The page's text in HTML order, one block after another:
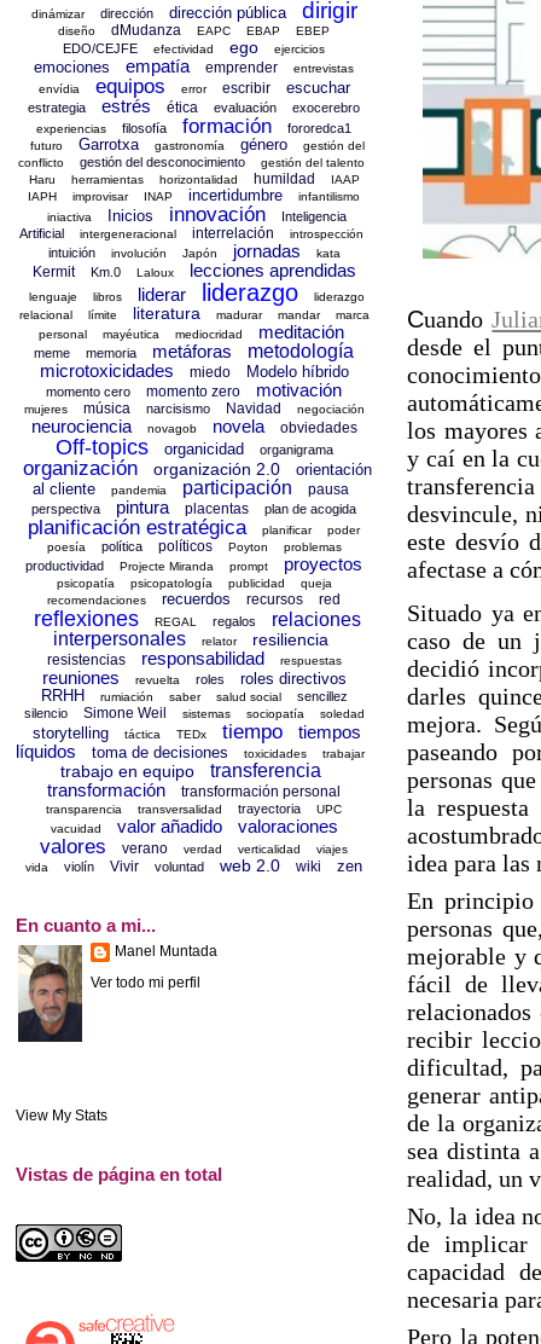
Cuando
desde el
los mayores
y caí en la
desvincule,
este desvío
afectase a
Situado ya
caso de un
decidió
darles
mejora.
paseando
personas
la
idea para las
En principio
personas
mejorable y
fácil de
recibir
dificultad,
generar
de la
sea distinta
realidad, un
No, la idea
de implicar
capacidad
necesaria
Pero la
dinámizar dirección dirección pública dirigir
diseño dMudanza EAPC EBAP EBEP
EDO/CEJFE efectividad ego ejercicios
emociones empatía emprender
entrevistas
envídia
equipos error escribir escuchar
estrategia estrés ética evaluación exocerebro
experiencias filosofía formación fororedca1
futuro Garrotxa gastronomía género
gestión del
conflicto
gestión del desconocimiento
gestión del talento
Haru
herramientas horizontalidad humildad
IAAP
IAPH
improvisar INAP incertidumbre
infantilismo
iniactiva
Inicios innovación
Inteligencia
Artificial
intergeneracional interrelación introspección
intuición involución Japón jornadas kata
Kermit Km.0 Laloux lecciones aprendidas
lenguaje libros liderar liderazgo
liderazgo
relacional
límite literatura madurar mandar
marca
personal
mayéutica mediocridad meditación
meme memoria metáforas
metodología
microtoxicidades
miedo Modelo híbrido
momento cero momento zero motivación
mujeres música narcisismo Navidad negociación
neurociencia novagob novela obviedades
Off-topics organicidad organigrama
organización organización 2.0
orientación
al cliente
pandemia participación pausa
perspectiva pintura placentas plan de acogida
planificación estratégica planificar
poder
poesía
política políticos Poyton problemas
productividad Projecte Miranda prompt proyectos
psicopatía psicopatología publicidad
queja
recomendaciones
recuerdos recursos red
reflexiones REGAL regalos
relaciones
interpersonales
relator resiliencia
resistencias responsabilidad respuestas
reuniones revuelta roles
roles directivos
RRHH
rumiación saber salud social
sencillez
silencio
Simone Weil sistemas sociopatía soledad
storytelling táctica TEDx tiempo
tiempos
líquidos
toma de decisiones toxicidades trabajar
trabajo en equipo
transferencia
transformación
transformación personal
transparencia transversalidad trayectoria
UPC
vacuidad
valor añadido valoraciones
valores verano verdad verticalidad
viajes
vida
violín Vivir voluntad web 2.0 wiki zen
En cuanto a mi...
Manel Muntada
Ver todo mi perfil
View My Stats
Vistas de página en total